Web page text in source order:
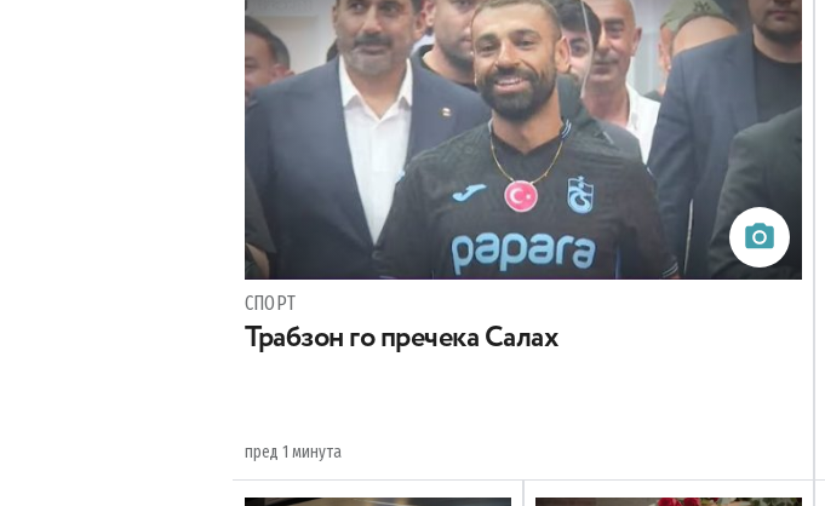
СПОРТ
Трабзон го пречека Салах
пред 1 минута